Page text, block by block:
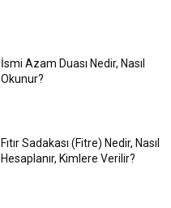
İsmi Azam Duası Nedir, Nasıl
Okunur?
Fıtır Sadakası (Fitre) Nedir, Nasıl
Hesaplanır, Kimlere Verilir?